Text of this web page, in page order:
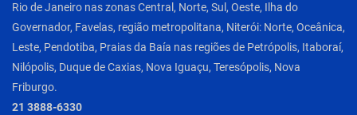
Rio de Janeiro nas zonas Central, Norte, Sul, Oeste, Ilha do
Governador, Favelas, região metropolitana, Niterói: Norte, Oceânica,
Leste, Pendotiba, Praias da Baía nas regiões de Petrópolis, Itaboraí,
Nilópolis, Duque de Caxias, Nova Iguaçu, Teresópolis, Nova
Friburgo.
21 3888-6330